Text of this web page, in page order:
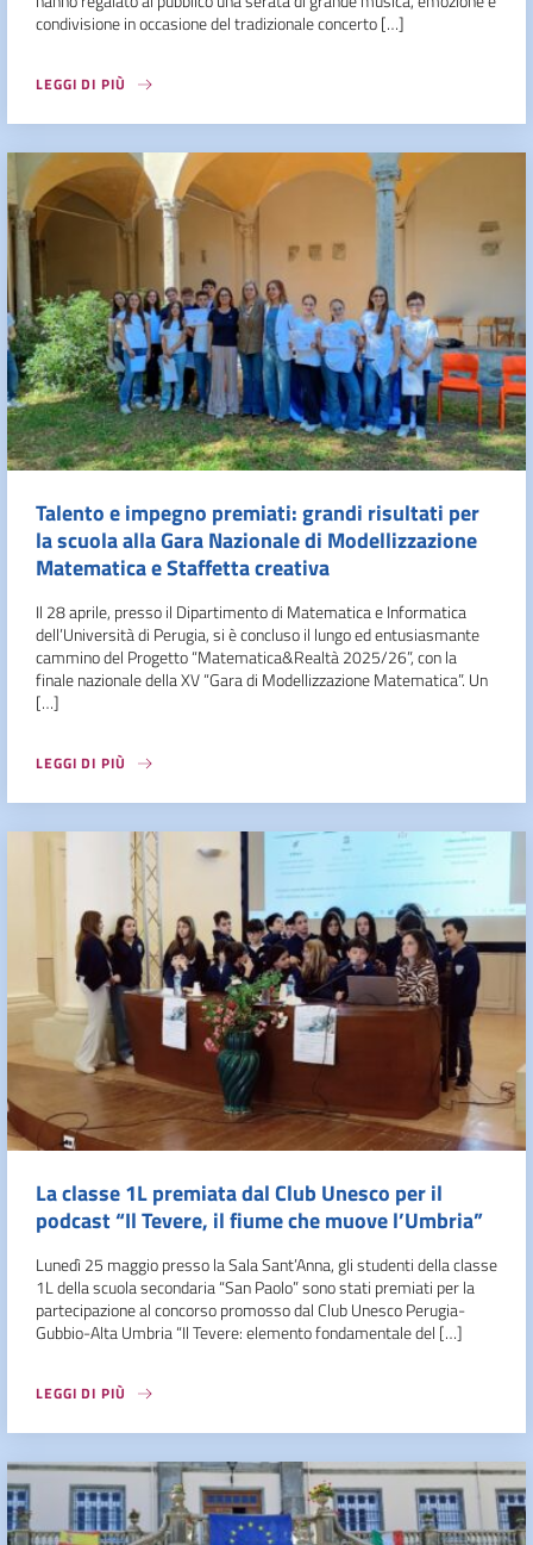
condivisione in occasione del tradizionale concerto […]
LEGGI DI PIÙ
Talento e impegno premiati: grandi risultati per
la scuola alla Gara Nazionale di Modellizzazione
Matematica e Staffetta creativa
Il 28 aprile, presso il Dipartimento di Matematica e Informatica
dell’Università di Perugia, si è concluso il lungo ed entusiasmante
cammino del Progetto “Matematica&Realtà 2025/26”, con la
finale nazionale della XV “Gara di Modellizzazione Matematica”. Un
[…]
LEGGI DI PIÙ
La classe 1L premiata dal Club Unesco per il
podcast “Il Tevere, il fiume che muove l’Umbria”
Lunedì 25 maggio presso la Sala Sant’Anna, gli studenti della classe
1L della scuola secondaria “San Paolo” sono stati premiati per la
partecipazione al concorso promosso dal Club Unesco Perugia-
Gubbio-Alta Umbria “Il Tevere: elemento fondamentale del […]
LEGGI DI PIÙ